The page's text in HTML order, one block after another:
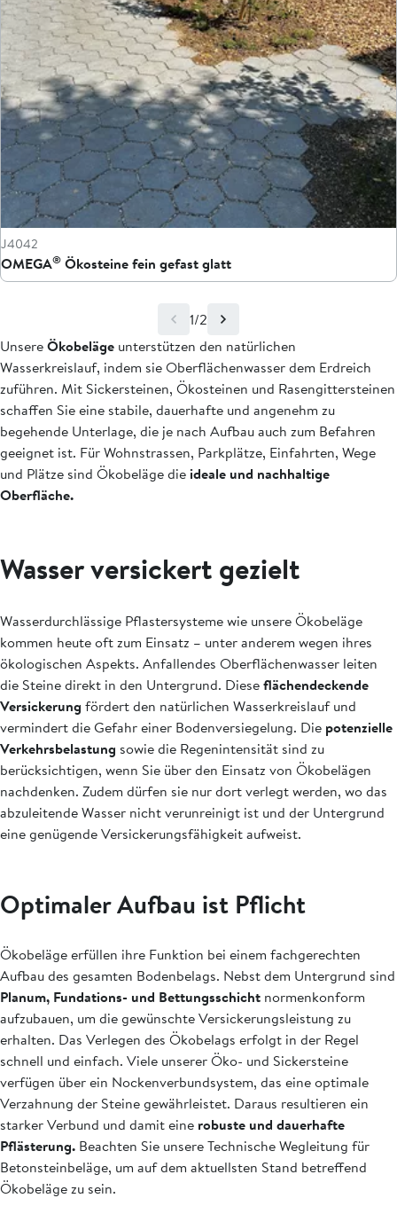
J4042
OMEGA® Ökosteine fein gefast glatt
1/2
UnsereÖkobeläge unterstützen den natürlichen
Wasserkreislauf, indem sie Oberflächenwasser dem Erdreich
zuführen. Mit Sickersteinen, Ökosteinen und Rasengittersteinen
schaffen Sie eine stabile, dauerhafte und angenehm zu
begehende Unterlage, die je nach Aufbau auch zum Befahren
geeignet ist. Für Wohnstrassen, Parkplätze, Einfahrten, Wege
und Plätze sind Ökobeläge dieideale und nachhaltige
Oberfläche.
Wasser versickert gezielt
Wasserdurchlässige Pflastersysteme wie unsere Ökobeläge
kommen heute oft zum Einsatz – unter anderem wegen ihres
ökologischen Aspekts. Anfallendes Oberflächenwasser leiten
die Steine direkt in den Untergrund. Dieseflächendeckende
Versickerung fördert den natürlichen Wasserkreislauf und
vermindert die Gefahr einer Bodenversiegelung. Die potenzielle
Verkehrsbelastung sowie die Regenintensität sind zu
berücksichtigen, wenn Sie über den Einsatz von Ökobelägen
nachdenken. Zudem dürfen sie nur dort verlegt werden, wo das
abzuleitende Wasser nicht verunreinigt ist und der Untergrund
eine genügende Versickerungsfähigkeit aufweist.
Optimaler Aufbau ist Pflicht
Ökobeläge erfüllen ihre Funktion bei einem fachgerechten
Aufbau des gesamten Bodenbelags. Nebst dem Untergrund sind
Planum, Fundations- und Bettungsschicht normenkonform
aufzubauen, um die gewünschte Versickerungsleistung zu
erhalten. Das Verlegen des Ökobelags erfolgt in der Regel
schnell und einfach. Viele unserer Öko- und Sickersteine
verfügen über ein Nockenverbundsystem, das eine optimale
Verzahnung der Steine gewährleistet. Daraus resultieren ein
starker Verbund und damit eine robuste und dauerhafte
Pflästerung. Beachten Sie unsere Technische Wegleitung für
Betonsteinbeläge, um auf dem aktuellsten Stand betreffend
Ökobeläge zu sein.